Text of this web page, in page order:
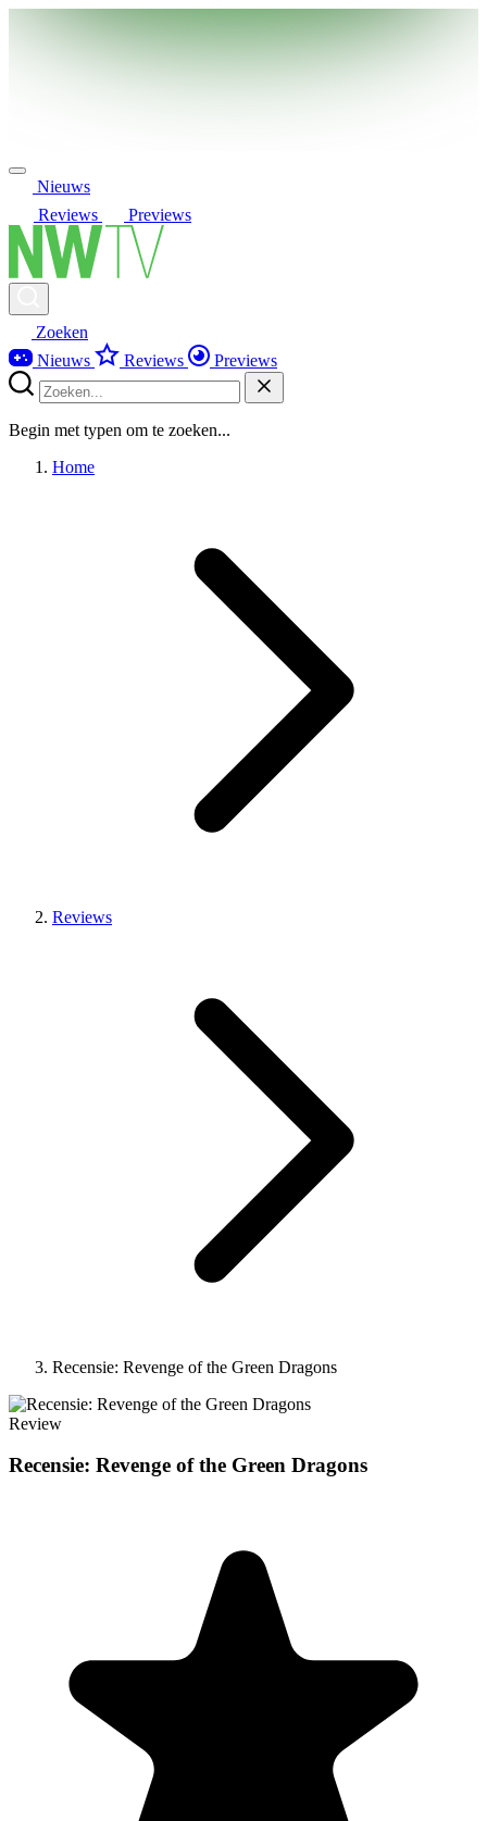
Nieuws
Reviews
Previews
Zoeken
Nieuws
Reviews Previews
Begin met typen om te zoeken...
Home
Reviews
Recensie: Revenge of the Green Dragons
Review
Recensie: Revenge of the Green Dragons